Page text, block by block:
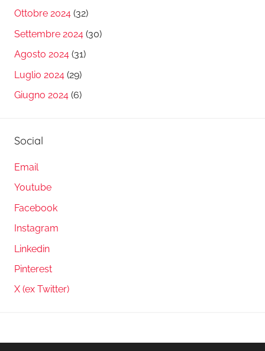
Ottobre 2024 (32)
Settembre 2024 (30)
Agosto 2024 (31)
Luglio 2024 (29)
Giugno 2024 (6)
Social
Email
Youtube
Facebook
Instagram
Linkedin
Pinterest
X (ex Twitter)